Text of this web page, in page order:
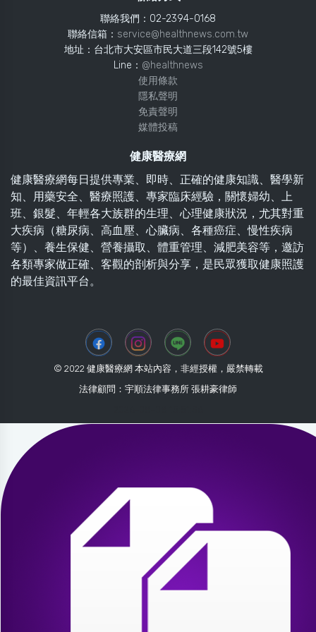
聯絡我們：02-2394-0168
聯絡信箱： service@healthnews.com.tw
地址：台北市大安區市民大道三段142號5樓
Line： @healthnews
使用條款
隱私聲明
免責聲明
媒體投稿
健康醫療網
健康醫療網每日提供專業、即時、正確的健康知識、醫學新
知、用藥安全、醫療照護、專家臨床經驗，關懷婦幼、上
班、銀髮、年輕各大族群的生理、心理健康狀況，尤其對重
大疾病（糖尿病、高血壓、心臟病、各種癌症、慢性疾病
等）、養生保健、營養攝取、體重管理、減肥美容等，邀訪
各類專家做正確、客觀的剖析與分享，是民眾獲取健康照護
的最佳資訊平台。
© 2022 健康醫療網 本站內容，非經授權，嚴禁轉載
法律顧問：宇順法律事務所 張耕豪律師